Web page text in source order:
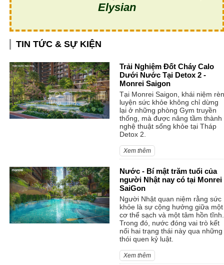
Elysian
TIN TỨC & SỰ KIỆN
Trải Nghiệm Đốt Cháy Calo
Dưới Nước Tại Detox 2 -
Monrei Saigon
Tại Monrei Saigon, khái niệm rèn
luyện sức khỏe không chỉ dừng
lại ở những phòng Gym truyền
thống, mà được nâng tầm thành
nghệ thuật sống khỏe tại Tháp
Detox 2.
Xem thêm
Nước - Bí mật trăm tuổi của
người Nhật nay có tại Monrei
SaiGon
Người Nhật quan niệm rằng sức
khỏe là sự cộng hưởng giữa một
cơ thể sạch và một tâm hồn tĩnh.
Trong đó, nước đóng vai trò kết
nối hai trạng thái này qua những
thói quen kỷ luật.
Xem thêm